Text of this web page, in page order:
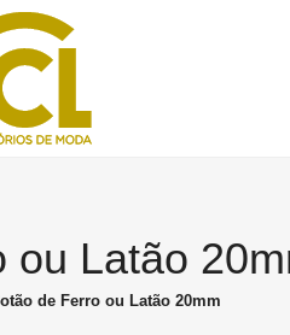
ou Latão
de Ferro ou Latão 20mm